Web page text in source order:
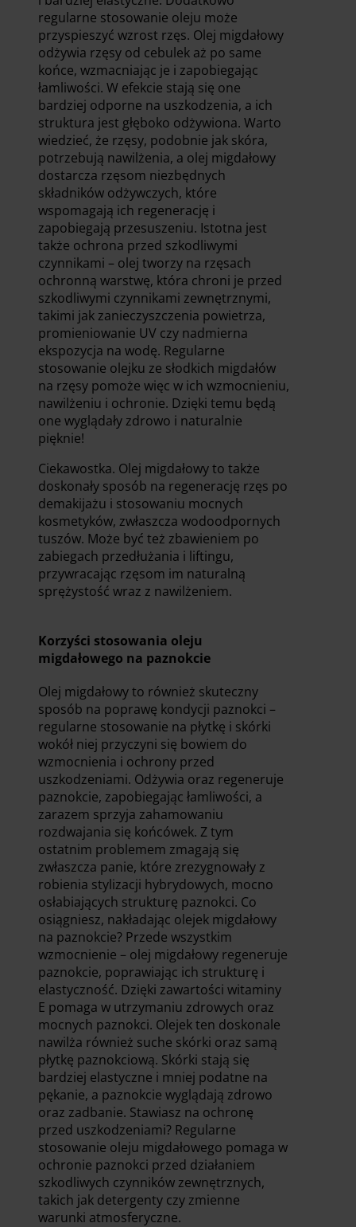
regularne stosowanie oleju może
przyspieszyć wzrost rzęs. Olej migdałowy
odżywia rzęsy od cebulek aż po same
końce, wzmacniając je i zapobiegając
łamliwości. W efekcie stają się one
bardziej odporne na uszkodzenia, a ich
struktura jest głęboko odżywiona. Warto
wiedzieć, że rzęsy, podobnie jak skóra,
potrzebują nawilżenia, a olej migdałowy
dostarcza rzęsom niezbędnych
składników odżywczych, które
wspomagają ich regenerację i
zapobiegają przesuszeniu. Istotna jest
także ochrona przed szkodliwymi
czynnikami – olej tworzy na rzęsach
ochronną warstwę, która chroni je przed
szkodliwymi czynnikami zewnętrznymi,
takimi jak zanieczyszczenia powietrza,
promieniowanie UV czy nadmierna
ekspozycja na wodę. Regularne
stosowanie olejku ze słodkich migdałów
na rzęsy pomoże więc w ich wzmocnieniu,
nawilżeniu i ochronie. Dzięki temu będą
one wyglądały zdrowo i naturalnie
pięknie!
Ciekawostka. Olej migdałowy to także
doskonały sposób na regenerację rzęs po
demakijażu i stosowaniu mocnych
kosmetyków, zwłaszcza wodoodpornych
tuszów. Może być też zbawieniem po
zabiegach przedłużania i liftingu,
przywracając rzęsom im naturalną
sprężystość wraz z nawilżeniem.
Korzyści stosowania oleju
migdałowego na paznokcie
Olej migdałowy to również skuteczny
sposób na poprawę kondycji paznokci –
regularne stosowanie na płytkę i skórki
wokół niej przyczyni się bowiem do
wzmocnienia i ochrony przed
uszkodzeniami. Odżywia oraz regeneruje
paznokcie, zapobiegając łamliwości, a
zarazem sprzyja zahamowaniu
rozdwajania się końcówek. Z tym
ostatnim problemem zmagają się
zwłaszcza panie, które zrezygnowały z
robienia stylizacji hybrydowych, mocno
osłabiających strukturę paznokci. Co
osiągniesz, nakładając olejek migdałowy
na paznokcie? Przede wszystkim
wzmocnienie – olej migdałowy regeneruje
paznokcie, poprawiając ich strukturę i
elastyczność. Dzięki zawartości witaminy
E pomaga w utrzymaniu zdrowych oraz
mocnych paznokci. Olejek ten doskonale
nawilża również suche skórki oraz samą
płytkę paznokciową. Skórki stają się
bardziej elastyczne i mniej podatne na
pękanie, a paznokcie wyglądają zdrowo
oraz zadbanie. Stawiasz na ochronę
przed uszkodzeniami? Regularne
stosowanie oleju migdałowego pomaga w
ochronie paznokci przed działaniem
szkodliwych czynników zewnętrznych,
takich jak detergenty czy zmienne
warunki atmosferyczne.